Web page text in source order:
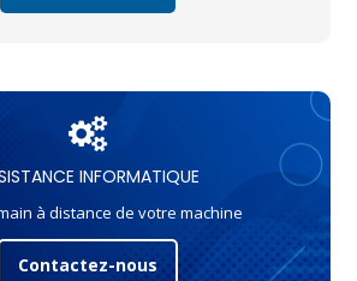
INFORMATIQUE
à distance de votre machine
Contactez-nous